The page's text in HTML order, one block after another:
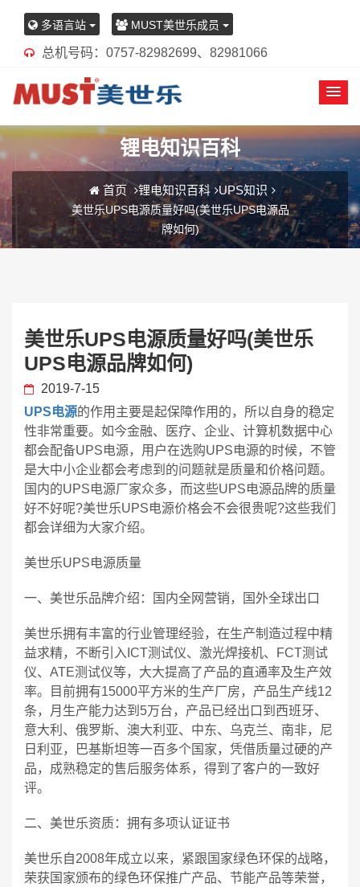
多语言站 MUST美世乐成员
总机号码：0757-82982699、82981066
锂电知识百科
首页 锂电知识百科 UPS知识
美世乐UPS电源质量好吗(美世乐UPS电源品
牌如何)
美世乐UPS电源质量好吗(美世乐
UPS电源品牌如何)
2019-7-15
UPS电源的作用主要是起保障作用的，所以自身的稳定
性非常重要。如今金融、医疗、企业、计算机数据中心
都会配备UPS电源，用户在选购UPS电源的时候，不管
是大中小企业都会考虑到的问题就是质量和价格问题。
国内的UPS电源厂家众多，而这些UPS电源品牌的质量
好不好呢?美世乐UPS电源价格会不会很贵呢?这些我们
都会详细为大家介绍。
美世乐UPS电源质量
一、美世乐品牌介绍：国内全网营销，国外全球出口
美世乐拥有丰富的行业管理经验，在生产制造过程中精
益求精，不断引入ICT测试仪、激光焊接机、FCT测试
仪、ATE测试仪等，大大提高了产品的直通率及生产效
率。目前拥有15000平方米的生产厂房，产品生产线12
条，月生产能力达到5万台，产品已经出口到西班牙、
意大利、俄罗斯、澳大利亚、中东、乌克兰、南非，尼
日利亚，巴基斯坦等一百多个国家，凭借质量过硬的产
品，成熟稳定的售后服务体系，得到了客户的一致好
评。
二、美世乐资质：拥有多项认证证书
美世乐自2008年成立以来，紧跟国家绿色环保的战略，
荣获国家颁布的绿色环保推广产品、节能产品等荣誉，